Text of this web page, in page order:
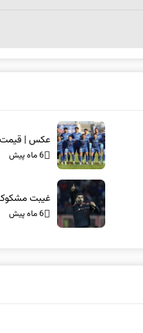
عکس | قیمت ۲۱ میلیون تومانی برای بلیت بازی استقلال!
6 ماه پیش
غیبت
6 ماه پیش